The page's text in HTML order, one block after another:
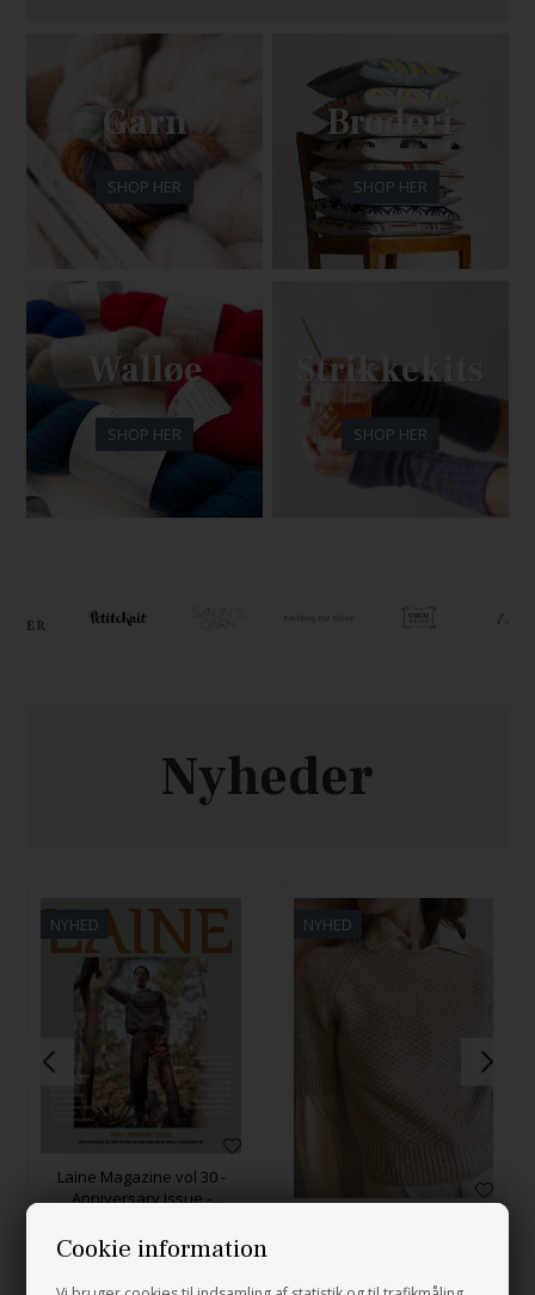
Cookie information
Garn
SHOP HER
Broderi
SHOP HER
Walløe
SHOP HER
Strikkekits
SHOP HER
Nyheder
NYHED
Laine Magazine vol 30 -
Anniversary Issue -
NYHED